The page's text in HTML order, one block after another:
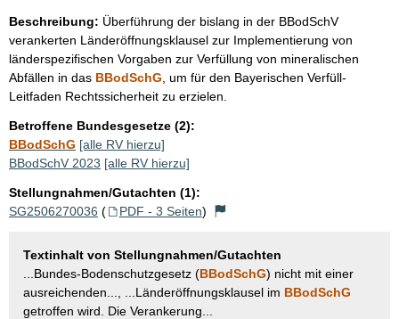
Beschreibung: Überführung der bislang in der BBodSchV
verankerten Länderöffnungsklausel zur Implementierung von
länderspezifischen Vorgaben zur Verfüllung von mineralischen
Abfällen in das BBodSchG , um für den Bayerischen Verfüll-
Leitfaden Rechtssicherheit zu erzielen.
Betroffene Bundesgesetze (2):
BBodSchG [alle RV hierzu]
BBodSchV 2023 [alle RV hierzu]
Stellungnahmen/Gutachten (1):
SG2506270036 ( PDF - 3 Seiten)
Textinhalt von Stellungnahmen/Gutachten
...Bundes-Bodenschutzgesetz (BBodSchG) nicht mit einer
ausreichenden..., ...Länderöffnungsklausel im BBodSchG
getroffen wird. Die Verankerung...